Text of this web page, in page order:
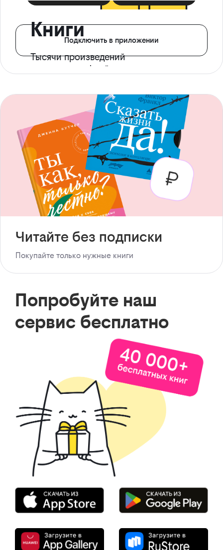
Книги
Тысячи произведений
с доступом офлайн
Подключить в приложении
Читайте без подписки
Покупайте только нужные книги
Попробуйте наш
сервис бесплатно